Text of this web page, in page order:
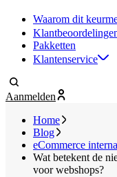
Waarom dit
Pakketten
Klantenservice
Aanmelden
Home
Blog
eCommerce
Wat betekent de
voor webshops?